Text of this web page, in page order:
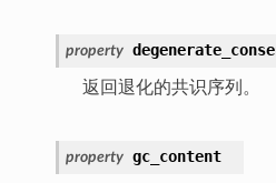
property
返回退化的共识序列。
property gc_content